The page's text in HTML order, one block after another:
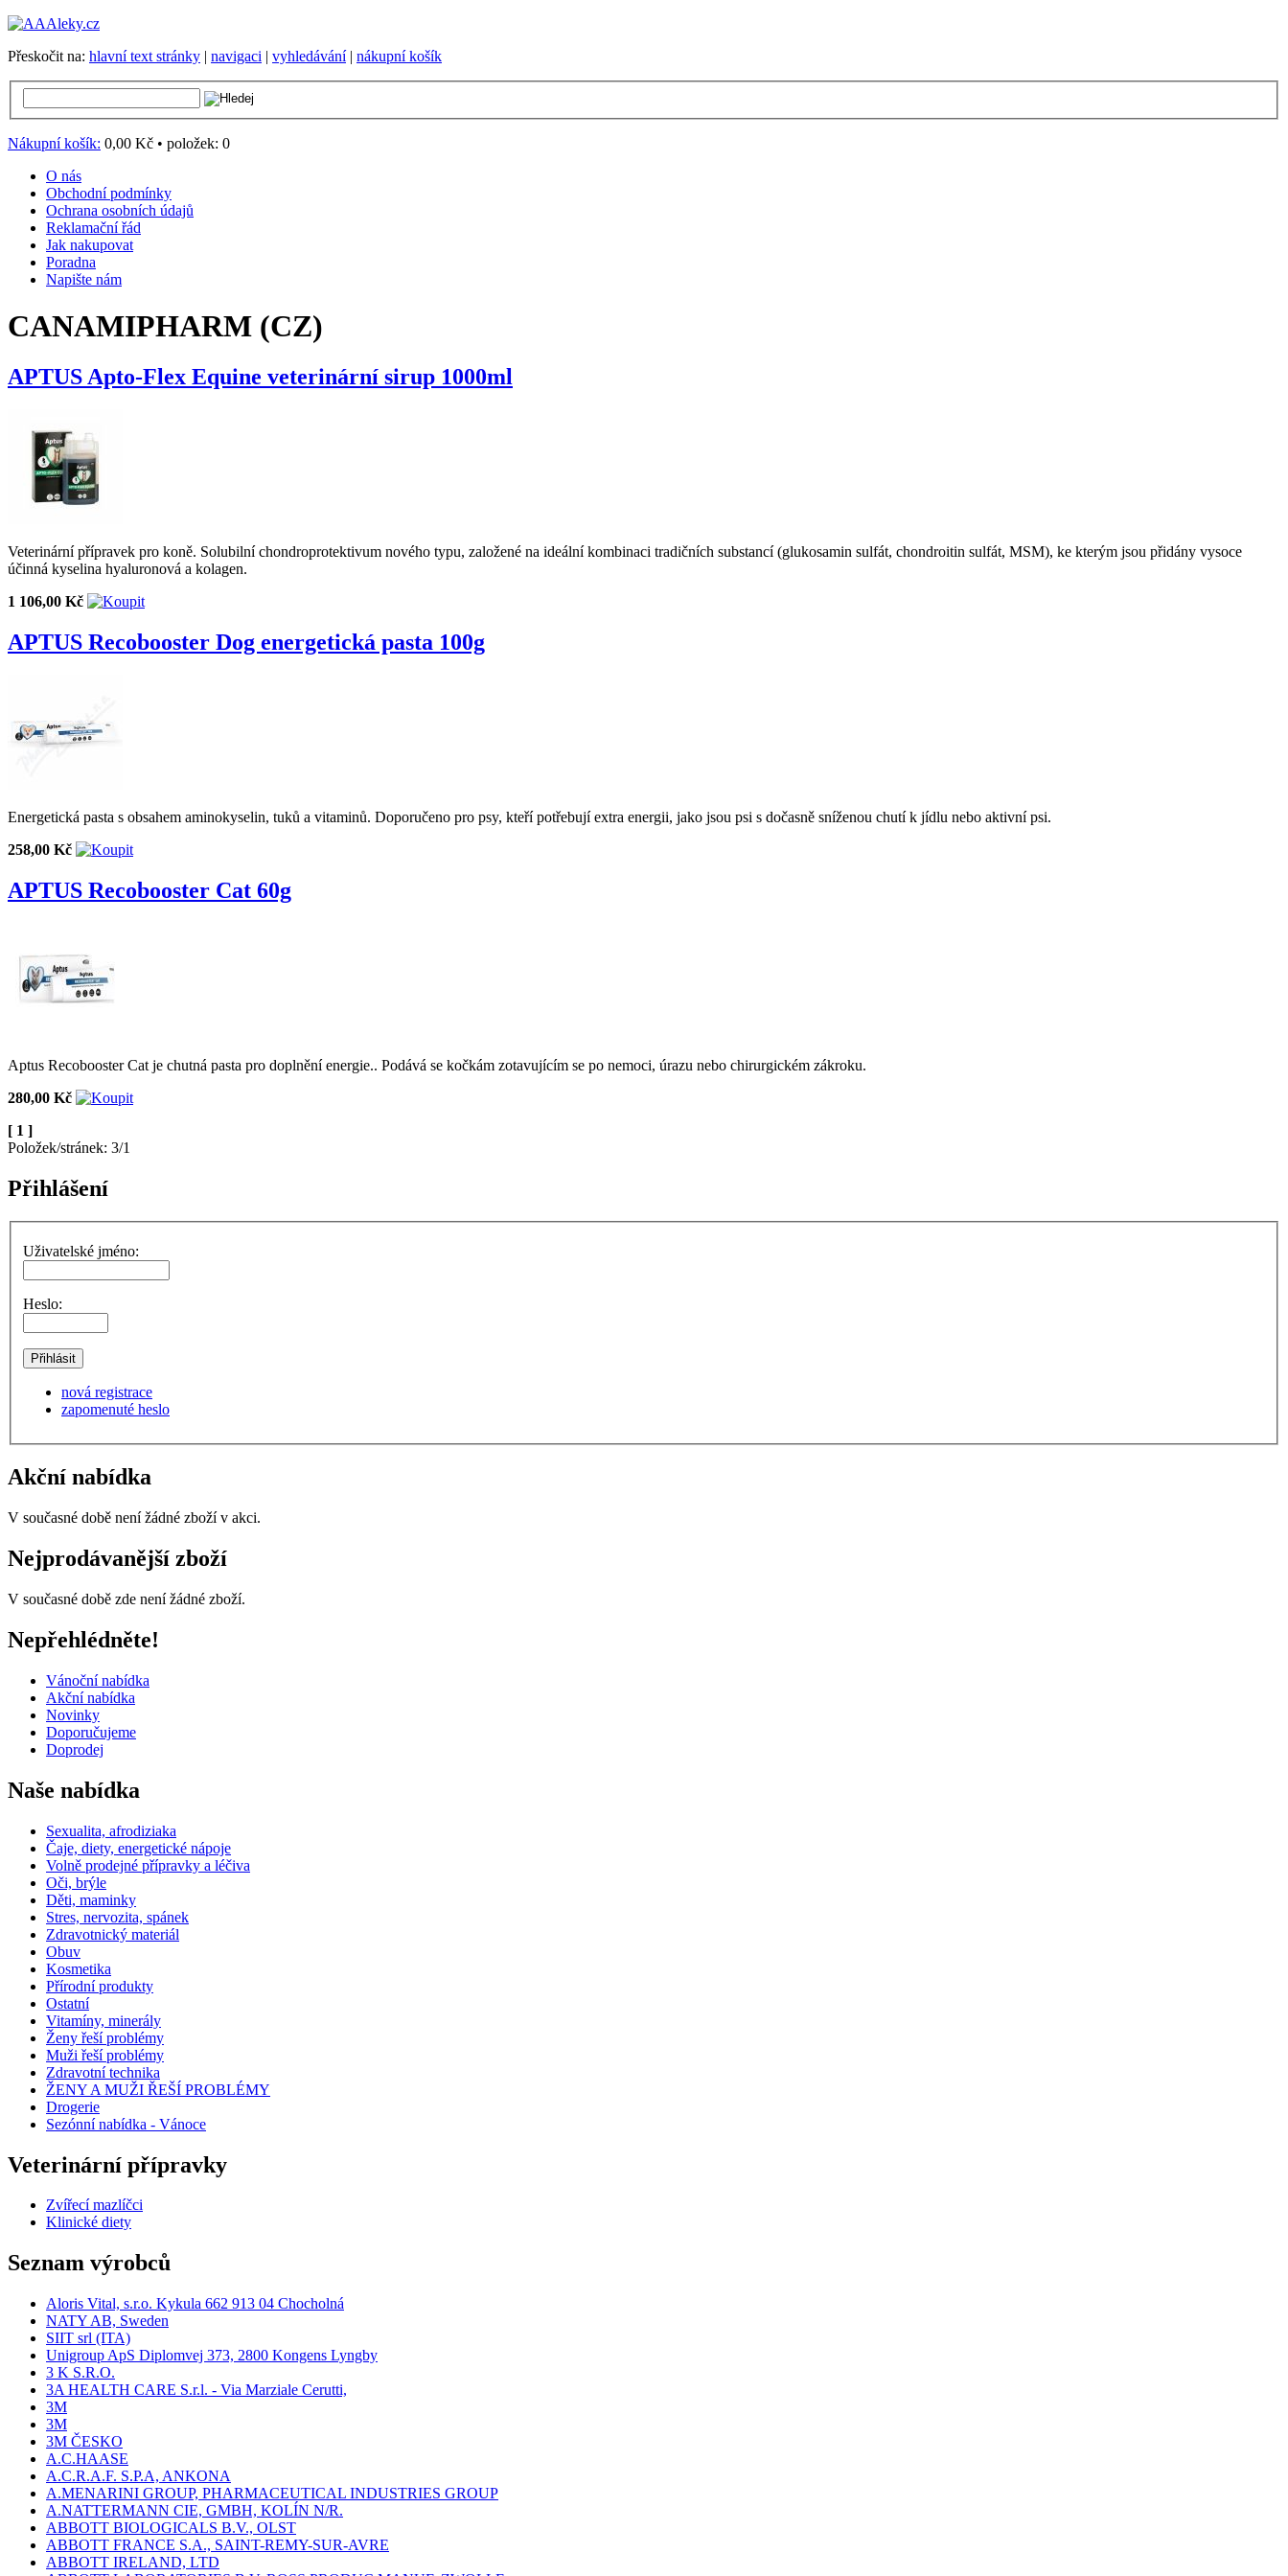
Přeskočit na: hlavní text stránky | navigaci | vyhledávání| nákupní košík
Nákupní košík: 0,00 Kč • položek: 0
O nás
Obchodní podmínky
Ochrana osobních údajů
Reklamační řád
Jak nakupovat
Poradna
Napište nám
CANAMIPHARM (CZ)
APTUS Apto-Flex Equine veterinární sirup 1000ml
Veterinární přípravek pro koně. Solubilní chondroprotektivum nového typu, založené na ideální kombinaci tradičních substancí (glukosamin sulfát, chondroitin sulfát, MSM), ke kterým jsou přidány vysoce
účinná kyselina hyaluronová a kolagen.
1 106,00 Kč
APTUS Recobooster Dog energetická pasta 100g
Energetická pasta s obsahem aminokyselin, tuků a vitaminů. Doporučeno pro psy, kteří potřebují extra energii, jako jsou psi s dočasně sníženou chutí k jídlu nebo aktivní psi.
258,00 Kč
APTUS Recobooster Cat 60g
Aptus Recobooster Cat je chutná pasta pro doplnění energie.. Podává se kočkám zotavujícím se po nemoci, úrazu nebo chirurgickém zákroku.
280,00 Kč
[ 1 ]
Položek/stránek: 3/1
Přihlášení
Uživatelské jméno:
Heslo:
nová registrace
zapomenuté heslo
Akční nabídka
V současné době není žádné zboží v akci.
Nejprodávanější zboží
V současné době zde není žádné zboží.
Nepřehlédněte!
Vánoční nabídka
Akční nabídka
Novinky
Doporučujeme
Doprodej
Naše nabídka
Sexualita, afrodiziaka
Čaje, diety, energetické nápoje
Volně prodejné přípravky a léčiva
Oči, brýle
Děti, maminky
Stres, nervozita, spánek
Zdravotnický materiál
Obuv
Kosmetika
Přírodní produkty
Ostatní
Vitamíny, minerály
Ženy řeší problémy
Muži řeší problémy
Zdravotní technika
ŽENY A MUŽI ŘEŠÍ PROBLÉMY
Drogerie
Sezónní nabídka - Vánoce
Veterinární přípravky
Zvířecí mazlíčci
Klinické diety
Seznam výrobců
Aloris Vital, s.r.o. Kykula 662 913 04 Chocholná
NATY AB, Sweden
SIIT srl (ITA)
Unigroup ApS Diplomvej 373, 2800 Kongens Lyngby
3 K S.R.O.
3A HEALTH CARE S.r.l. - Via Marziale Cerutti,
3M
3M
3M ČESKO
A.C.HAASE
A.C.R.A.F. S.P.A, ANKONA
A.MENARINI GROUP, PHARMACEUTICAL INDUSTRIES GROUP
A.NATTERMANN CIE, GMBH, KOLÍN N/R.
ABBOTT BIOLOGICALS B.V., OLST
ABBOTT FRANCE S.A., SAINT-REMY-SUR-AVRE
ABBOTT IRELAND, LTD